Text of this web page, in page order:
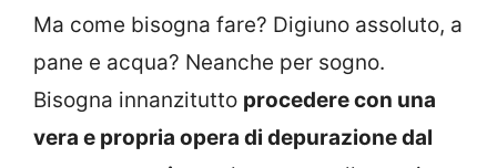
Ma come bisogna fare? Digiuno assoluto, a
pane e acqua? Neanche per sogno.
Bisogna innanzitutto procedere con una
vera e propria opera di depurazione dal